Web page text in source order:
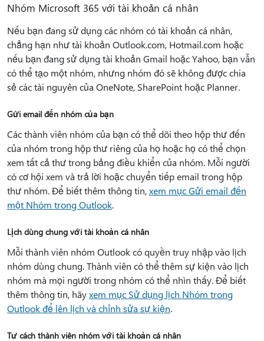
Nhóm Microsoft 365 với tài khoản cá nhân
Nếu bạn đang sử dụng các nhóm có tài khoản cá nhân,
chẳng hạn như tài khoản Outlook.com, Hotmail.com hoặc
nếu bạn đang sử dụng tài khoản Gmail hoặc Yahoo, bạn vẫn
có thể tạo một nhóm, nhưng nhóm đó sẽ không được chia
sẻ các tài nguyên của OneNote, SharePoint hoặc Planner.
Gửi email đến nhóm của bạn
Các thành viên nhóm của bạn có thể dõi theo hộp thư đến
của nhóm trong hộp thư riêng của họ hoặc họ có thể chọn
xem tất cả thư trong bảng điều khiển của nhóm. Mỗi người
có cơ hội xem và trả lời hoặc chuyển tiếp email trong hộp
thư nhóm. Để biết thêm thông tin,xem mục Gửi email đến
một Nhóm trong Outlook.
Lịch dùng chung với tài khoản cá nhân
Mỗi thành viên nhóm Outlook có quyền truy nhập vào lịch
nhóm dùng chung. Thành viên có thể thêm sự kiện vào lịch
nhóm mà mọi người trong nhóm có thể nhìn thấy. Để biết
thêm thông tin, hãyxem mục Sử dụng lịch Nhóm trong
Outlook để lên lịch và chỉnh sửa sự kiện.
Tư cách thành viên nhóm với tài khoản cá nhân